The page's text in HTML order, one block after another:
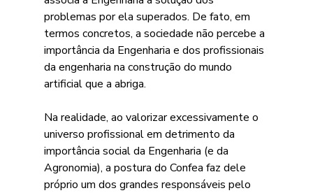
problemas por ela superados. De fato, em
termos concretos, a sociedade não percebe a
importância da Engenharia e dos profissionais
da engenharia na construção do mundo
artificial que a abriga.
Na realidade, ao valorizar excessivamente o
universo profissional em detrimento da
importância social da Engenharia (e da
Agronomia), a postura do Confea faz dele
próprio um dos grandes responsáveis pelo